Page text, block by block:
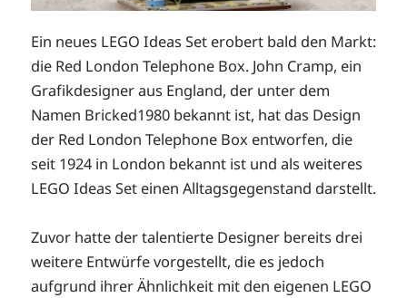
Ein neues LEGO Ideas Set erobert bald den Markt:
die Red London Telephone Box. John Cramp, ein
Grafikdesigner aus England, der unter dem
Namen Bricked1980 bekannt ist, hat das Design
der Red London Telephone Box entworfen, die
seit 1924 in London bekannt ist und als weiteres
LEGO Ideas Set einen Alltagsgegenstand darstellt.
Zuvor hatte der talentierte Designer bereits drei
weitere Entwürfe vorgestellt, die es jedoch
aufgrund ihrer Ähnlichkeit mit den eigenen LEGO